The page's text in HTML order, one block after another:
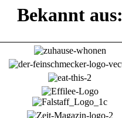
Bekannt aus: